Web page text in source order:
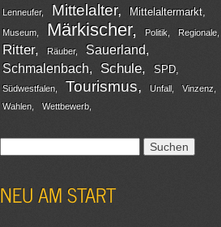
Lenneufer Mittelalter Mittelaltermarkt
Museum Märkischer Politik Regionale
Ritter Räuber
Sauerland
Schmalenbach
Schule SPD
Südwestfalen Tourismus Unfall
Vinzenz
Wahlen
Wettbewerb
NEU AM START